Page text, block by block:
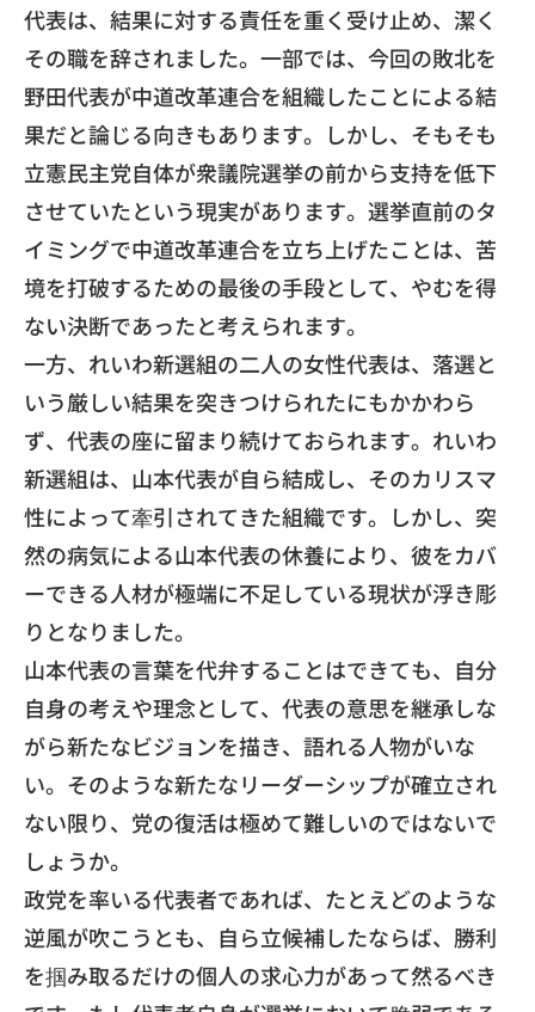
代表は、 結果に対する責任を重く受け止め、潔く
その職を辞されました。 一部では、 今回の敗北を
野田代表が中道改革連合を組織したことによる結
果だと論じる向きもあります。しかし、 そもそも
立憲民主党自体が衆議院選挙の前から支持を低下
させていたという現実があります。 選挙直前のタ
イミングで中道改革連合を立ち上げたことは、 苦
境を打破するための最後の手段として、 やむを得
ない決断であったと考えられます。
​一方、れいわ新選組の二人の女性代表は、 落選と
いう厳しい結果を突きつけられたにもかかわら
ず、 代表の座に留まり続けておられます。れいわ
新選組は、 山本代表が自ら結成し、 そのカリスマ
性によって牽引されてきた組織です。しかし、 突
然の病気による山本代表の休養により、 彼をカバ
ーできる人材が極端に不足している現状が浮き彫
りとなり ました。
​山本代表の言葉を代弁することはできても、 自分
自身の考えや理念として、 代表の意思を継承しな
がら新たなビジョンを描き、 語れる人物がいな
い。 そのような新たなリーダーシップが確立され
ない限り、 党の復活は極めて難しいのではないで
しょうか。
​政党を率いる代表者であれば、 たとえどのような
逆風が吹こうとも、自ら立候補したならば、 勝利
を掴み取るだけの個人の求心力があって然るべき